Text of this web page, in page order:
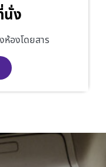
นั่ง
ห้องโดยสาร